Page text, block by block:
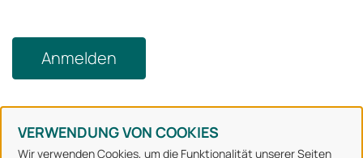
VERWENDUNG VON COOKIES
Wir verwenden Cookies, um die Funktionalität unserer Seiten
Anmelden